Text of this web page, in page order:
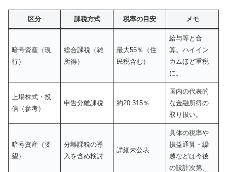
区分 課税方式 税率の目安 メモ
暗号資産（現
行）
総合課税（雑
所得）
最大55％（住
民税含む）
給与等と合
算。ハイイン
カムほど重税
に。
上場株式・投
信（参考）
申告分離課税 約20.315％
国内の代表的
な金融所得の
取り扱い。
暗号資産（要
望）
分離課税の導
入を含め検討
詳細未公表
具体の税率や
損益通算・繰
越などは今後
の設計次第。